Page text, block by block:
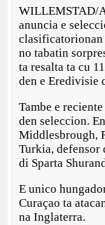
WILLEMSTAD/
anuncia e
clasificatorionan
no tabatin
ta resalta ta cu
den e Eredivisie
Tambe e
den seleccion.
Middlesbrough,
Turkia, defensor
di Sparta
E unico
Curaçao ta
na Inglaterra.